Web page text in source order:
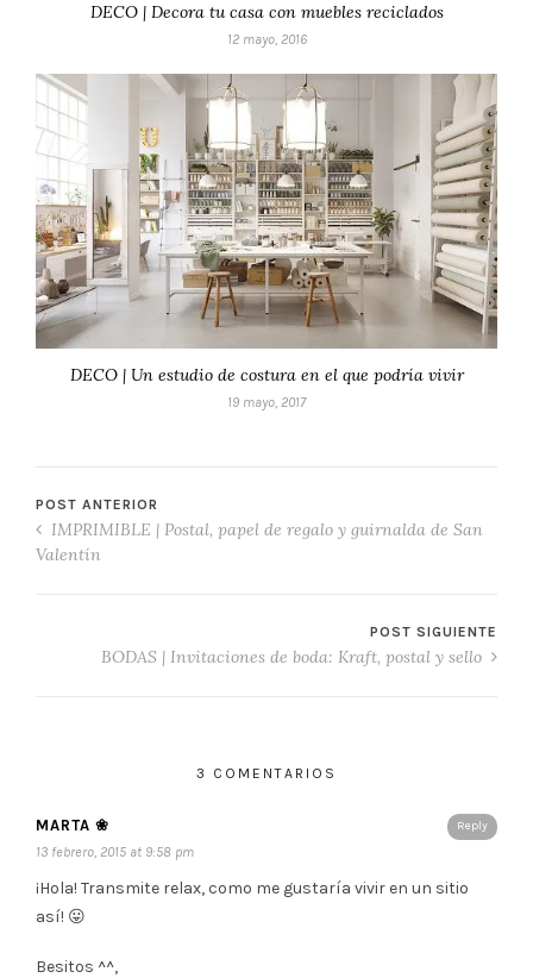
DECO | Decora tu casa con muebles reciclados
12 mayo, 2016
DECO | Un estudio de costura en el que podría vivir
19 mayo, 2017
POST ANTERIOR
IMPRIMIBLE | Postal, papel de regalo y guirnalda de San
Valentín
POST SIGUIENTE
BODAS | Invitaciones de boda: Kraft, postal y sello
3 COMENTARIOS
Reply
MARTA ❀
13 febrero, 2015 at 9:58 pm
¡Hola! Transmite relax, como me gustaría vivir en un sitio
así! 😛
Besitos ^^,